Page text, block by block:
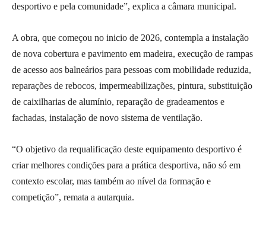
desportivo e pela comunidade”, explica a câmara municipal.
A obra, que começou no inicio de 2026, contempla a instalação
de nova cobertura e pavimento em madeira, execução de rampas
de acesso aos balneários para pessoas com mobilidade reduzida,
reparações de rebocos, impermeabilizações, pintura, substituição
de caixilharias de alumínio, reparação de gradeamentos e
fachadas, instalação de novo sistema de ventilação.
“O objetivo da requalificação deste equipamento desportivo é
criar melhores condições para a prática desportiva, não só em
contexto escolar, mas também ao nível da formação e
competição”, remata a autarquia.